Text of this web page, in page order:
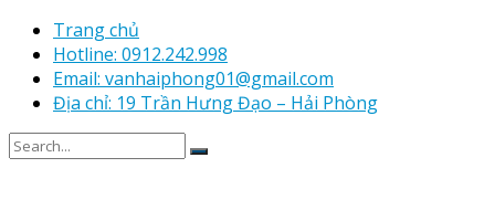
Trang chủ
Hotline: 0912.242.998
Email: vanhaiphong01@gmail.com
Địa chỉ: 19 Trần Hưng Đạo – Hải Phòng